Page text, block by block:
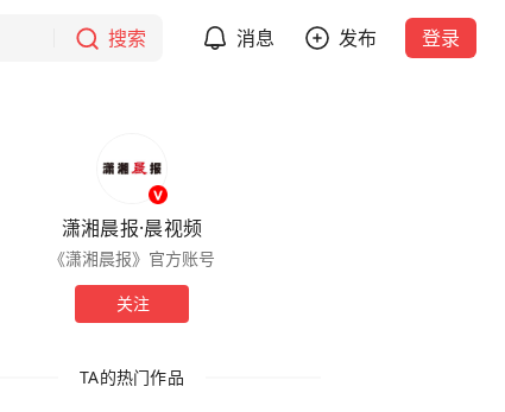
搜索 消息 发布 登录
潇湘晨报·晨视频
《潇湘晨报》官方账号
关注
TA的热门作品